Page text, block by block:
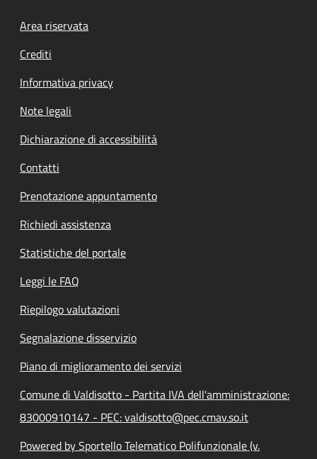
Footer menu
Area riservata
Crediti
Informativa privacy
Note legali
Dichiarazione di accessibilità
Contatti
Prenotazione appuntamento
Richiedi assistenza
Statistiche del portale
Leggi le FAQ
Riepilogo valutazioni
Segnalazione disservizio
Piano di miglioramento dei servizi
Comune di Valdisotto - Partita IVA dell'amministrazione:
83000910147 - PEC: valdisotto@pec.cmav.so.it
Powered by Sportello Telematico Polifunzionale (v.